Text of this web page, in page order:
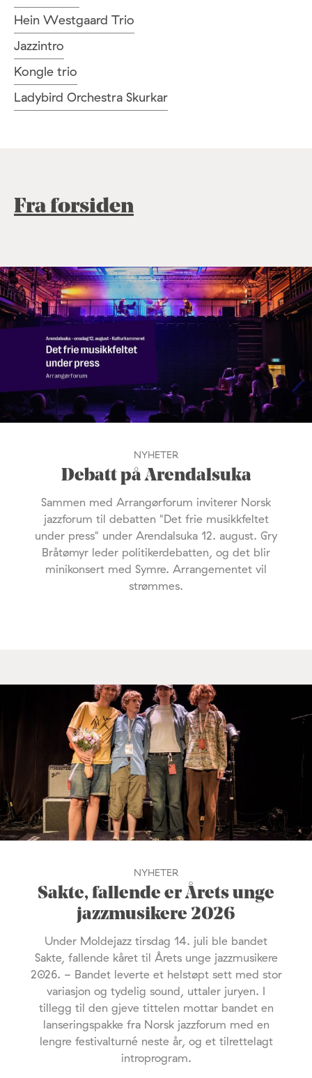
Hein Westgaard Trio
Jazzintro
Kongle trio
Ladybird Orchestra Skurkar
Fra forsiden
NYHETER
Debatt på Arendalsuka
Sammen med Arrangørforum inviterer Norsk
jazzforum til debatten "Det frie musikkfeltet
under press" under Arendalsuka 12. august. Gry
Bråtømyr leder politikerdebatten, og det blir
minikonsert med Symre. Arrangementet vil
strømmes.
NYHETER
Sakte, fallende er Årets unge
jazzmusikere 2026
Under Moldejazz tirsdag 14. juli ble bandet
Sakte, fallende kåret til Årets unge jazzmusikere
2026. - Bandet leverte et helstøpt sett med stor
variasjon og tydelig sound, uttaler juryen. I
tillegg til den gjeve tittelen mottar bandet en
lanseringspakke fra Norsk jazzforum med en
lengre festivalturné neste år, og et tilrettelagt
introprogram.